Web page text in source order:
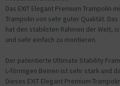
Das EXIT Elegant Premium Trampolin
Trampolin von sehr guter Qualität. Das
hat den stabilsten Rahmen der Welt,
und sehr einfach zu montieren.
Der patentierte Ultimate Stability
L-förmigen Beinen ist sehr stark und
Dieses EXIT Elegant Premium-